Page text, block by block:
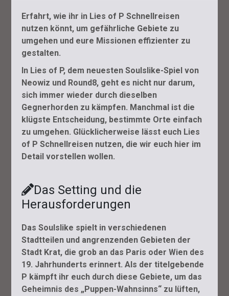
Erfahrt, wie ihr in Lies of P Schnellreisen
nutzen könnt, um gefährliche Gebiete zu
umgehen und eure Missionen effizienter zu
gestalten.
In Lies of P, dem neuesten Soulslike-Spiel von
Neowiz und Round8, geht es nicht nur darum,
sich immer wieder durch dieselben
Gegnerhorden zu kämpfen. Manchmal ist die
klügste Entscheidung, bestimmte Orte einfach
zu umgehen. Glücklicherweise lässt euch Lies
of P Schnellreisen nutzen, die wir euch hier im
Detail vorstellen wollen.
Das Setting und die
Herausforderungen
Das Soulslike spielt in verschiedenen
Stadtteilen und angrenzenden Gebieten der
Stadt Krat, die grob an das Paris oder Wien des
19. Jahrhunderts erinnert. Als der titelgebende
P kämpft ihr euch durch diese Gebiete, um das
Geheimnis des „Puppen-Wahnsinns“ zu lüften,